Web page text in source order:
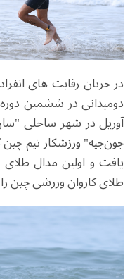
در جریان رقابت های
آوریل در شهر ساحلی
جون‌جیه" ورزشکار تیم
یافت و اولین مدال طلای
طلای کاروان ورزشی چین